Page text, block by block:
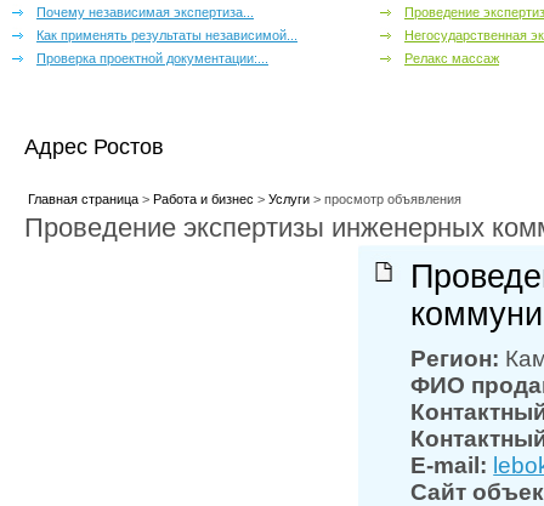
Почему независимая экспертиза...
Как применять результаты независимой...
Проверка проектной документации:...
Проведение
Негосударственная
Релакс массаж
Адрес Ростов
Главная страница> Работа и бизнес > Услуги> просмотр объявления
Проведение экспертизы инженерных
Регион:
ФИО
E-mail:
Сайт